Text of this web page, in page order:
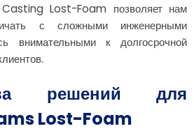
Lost-Foam позволяет нам
с сложными инженерными
внимательными к долгосрочной
решений для
Lost-Foam